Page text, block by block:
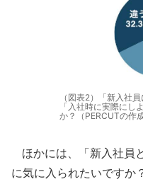
（図表2）「新入社
「入社時に実際にし
か？（PERCUTの作成
ほかには、「新入社員
に気に入られたいですか